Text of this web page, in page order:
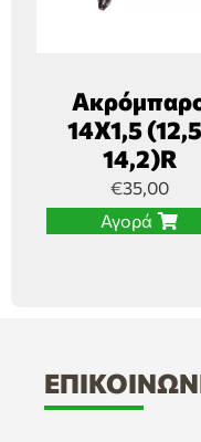
14Χ1,5
14,2)R
€35,00
Αγορά